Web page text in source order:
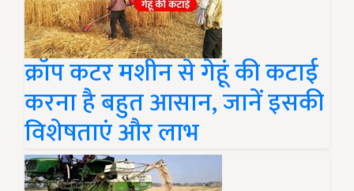
क्रॉप कटर मशीन से गेहूं की कटाई
करना है बहुत आसान, जानें इसकी
विशेषताएं और लाभ